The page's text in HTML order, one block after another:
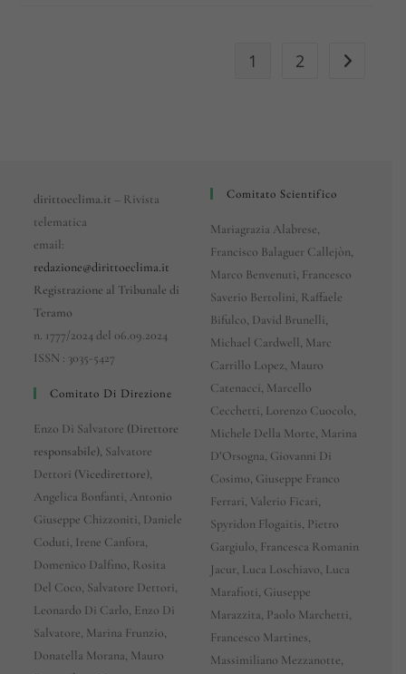
1 2 Vai alla
dirittoeclima.it – Rivista
telematica
email:
redazione@dirittoeclima.it
Registrazione al Tribunale di
Teramo
n. 1777/2024 del 06.09.2024
ISSN : 3035-5427
Comitato Di Direzione
Enzo Di Salvatore (Direttore
responsabile), Salvatore
Dettori (Vicedirettore),
Angelica Bonfanti, Antonio
Giuseppe Chizzoniti, Daniele
Coduti, Irene Canfora,
Domenico Dalfino, Rosita
Del Coco, Salvatore Dettori,
Leonardo Di Carlo, Enzo Di
Salvatore, Marina Frunzio,
Donatella Morana, Mauro
Comitato Scientifico
Mariagrazia Alabrese,
Francisco Balaguer Callejòn,
Marco Benvenuti, Francesco
Saverio Bertolini, Raffaele
Bifulco, David Brunelli,
Michael Cardwell, Marc
Carrillo Lopez, Mauro
Catenacci, Marcello
Cecchetti, Lorenzo Cuocolo,
Michele Della Morte, Marina
D’Orsogna, Giovanni Di
Cosimo, Giuseppe Franco
Ferrari, Valerio Ficari,
Spyridon Flogaitis, Pietro
Gargiulo, Francesca Romanin
Jacur, Luca Loschiavo, Luca
Marafioti, Giuseppe
Marazzita, Paolo Marchetti,
Francesco Martines,
Massimiliano Mezzanotte,